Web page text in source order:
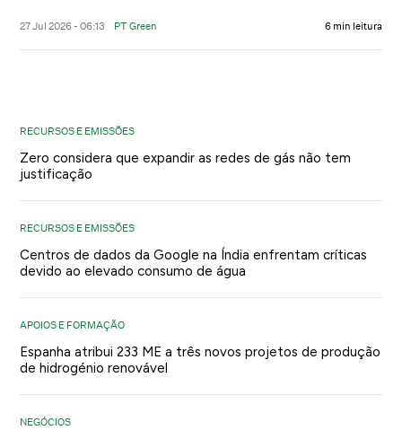
27 Jul 2026 - 06:13 PT Green 6 min leitura
RECURSOS E EMISSÕES
Zero considera que expandir as redes de gás não tem
justificação
RECURSOS E EMISSÕES
Centros de dados da Google na Índia enfrentam críticas
devido ao elevado consumo de água
APOIOS E FORMAÇÃO
Espanha atribui 233 ME a três novos projetos de produção
de hidrogénio renovável
NEGÓCIOS